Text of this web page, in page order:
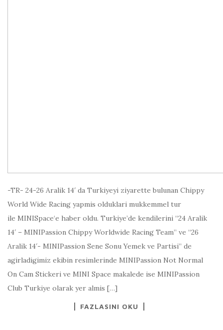
-TR- 24-26 Aralik 14′ da Turkiyeyi ziyarette bulunan Chippy
World Wide Racing yapmis olduklari mukkemmel tur
ile MINISpace‘e haber oldu. Turkiye’de kendilerini “24 Aralik
14′ – MINIPassion Chippy Worldwide Racing Team” ve “26
Aralik 14′- MINIPassion Sene Sonu Yemek ve Partisi” de
agirladigimiz ekibin resimlerinde MINIPassion Not Normal
On Cam Stickeri ve MINI Space makalede ise MINIPassion
Club Turkiye olarak yer almis […]
FAZLASINI OKU